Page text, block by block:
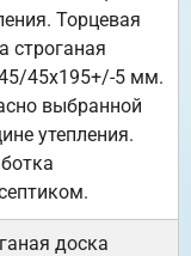
Торцевая
строганая
45х195+/-5 мм.
выбранной
утепления.
доска